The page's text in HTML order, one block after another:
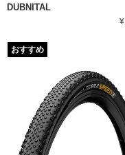
DUBNITAL
おすすめ